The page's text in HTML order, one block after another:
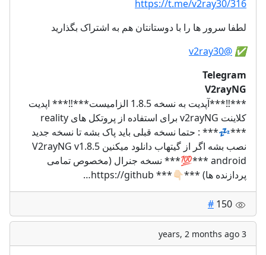
https://t.me/v2ray30/316
لطفا سرور ها را با دوستانتان هم به اشتراک بگذارید
✅️
@v2ray30
Telegram
V2rayNG
***‼️***آپدیت به نسخه 1.8.5 الزامیست***‼️*** اپدیت
کلاینت v2rayNG برای استفاده از پروتکل های reality
***💤*** : حتما نسخه قبلی باید پاک بشه تا نسخه جدید
نصب بشه اگر از گیتهاب دانلود میکنین V2rayNG v1.8.5
android ***💯*** نسخه جنرال (مخصوص تمامی
پردازنده ها) ***👇🏻*** https://github…
#
3 years, 2 months ago